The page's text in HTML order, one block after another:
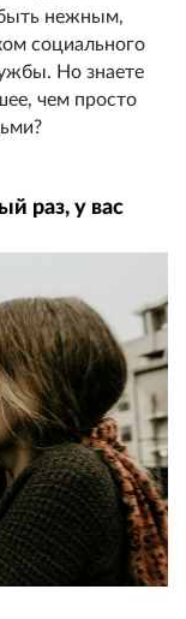
нежным,
социального
Но знаете
чем просто
раз, у вас